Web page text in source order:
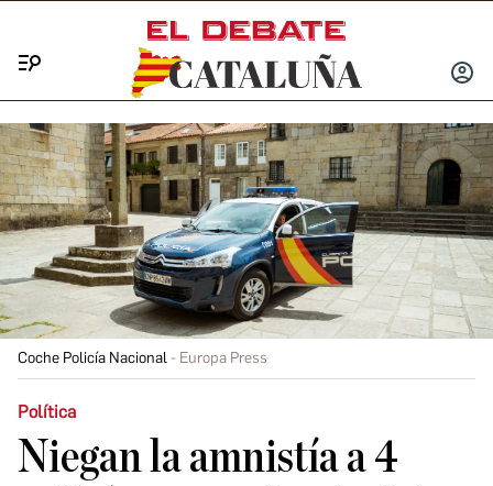
INICIAR
Coche Policía Nacional Europa Press
Política
Niegan la amnistía a 4